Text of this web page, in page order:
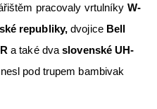
pracovaly vrtulníky W-
é republiky, dvojice Bell
a také dvaslovenské UH-
pod trupem bambivak